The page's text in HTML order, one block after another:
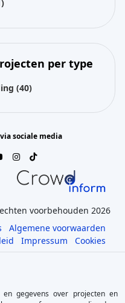
per type
(40)
sociale media
voorbehouden 2026
Algemene voorwaarden
Impressum Cookies
gegevens over projecten en